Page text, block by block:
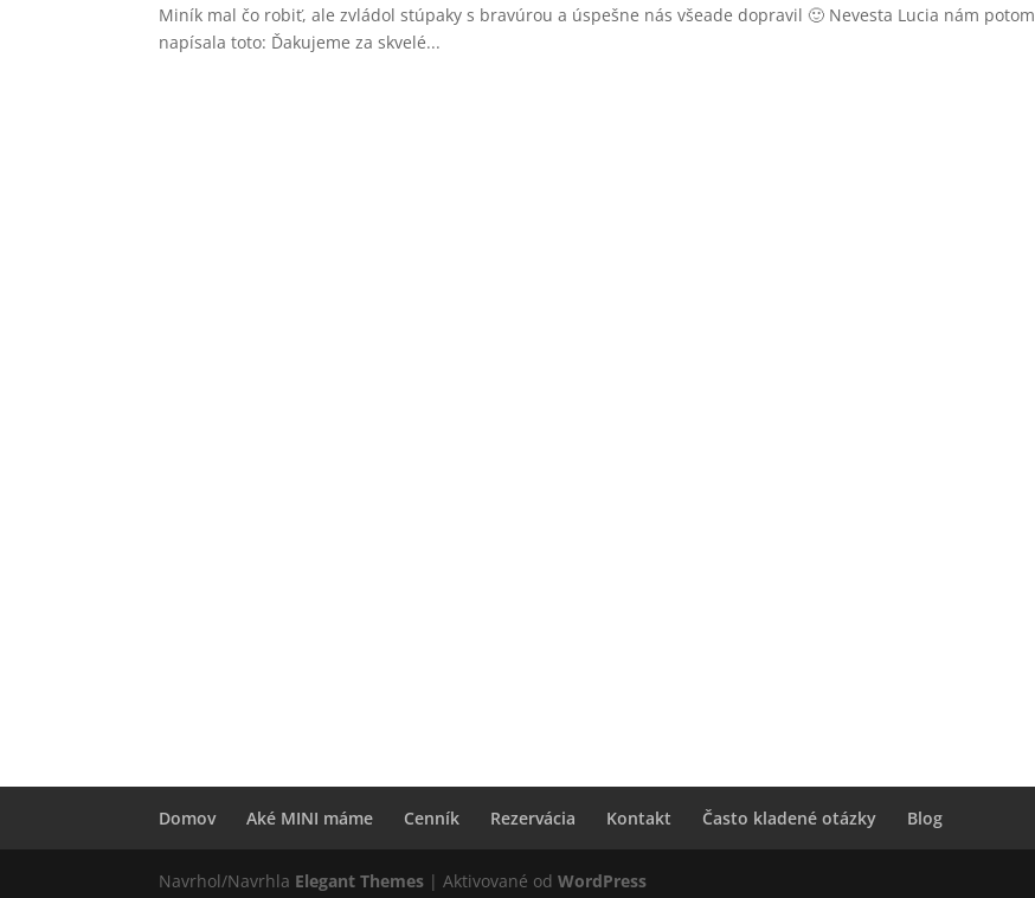
Miník mal čo robiť, ale zvládol stúpaky s bravúrou a úspešne nás všeade dopravil 🙂 Nevesta Lucia nám potom
napísala toto: Ďakujeme za skvelé...
Domov Aké MINI máme Cenník Rezervácia Kontakt Často kladené otázky Blog
Navrhol/Navrhla Elegant Themes | Aktivované odWordPress